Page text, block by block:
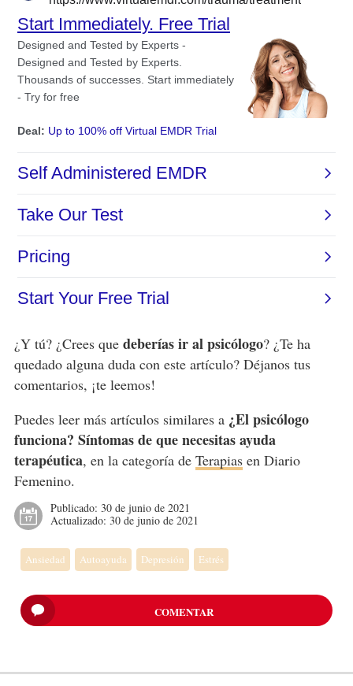
¿Y tú? ¿Crees que deberías ir al psicólogo? ¿Te ha
quedado alguna duda con este artículo? Déjanos tus
comentarios, ¡te leemos!
Puedes leer más artículos similares a ¿El psicólogo
funciona? Síntomas de que necesitas ayuda
terapéutica, en la categoría de Terapiasen Diario
Femenino.
Publicado: 30 de junio de 2021
Actualizado: 30 de junio de 2021
Ansiedad Autoayuda Depresión Estrés
COMENTAR